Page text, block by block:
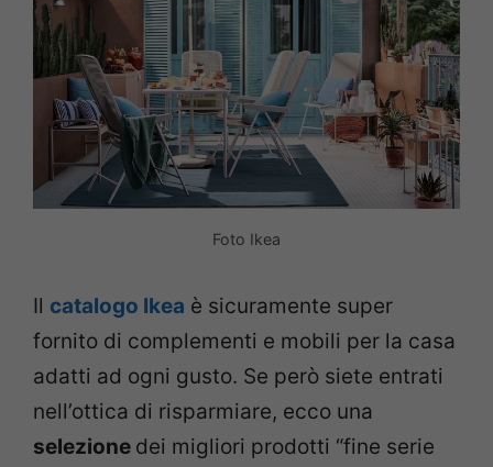
Foto Ikea
Il catalogo Ikea è sicuramente super
fornito di complementi e mobili per la casa
adatti ad ogni gusto. Se però siete entrati
nell’ottica di risparmiare, ecco una
selezione dei migliori prodotti “fine serie